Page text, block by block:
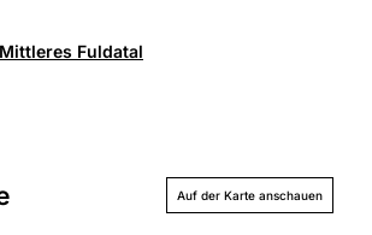
Fuldatal
Auf der Karte anschauen